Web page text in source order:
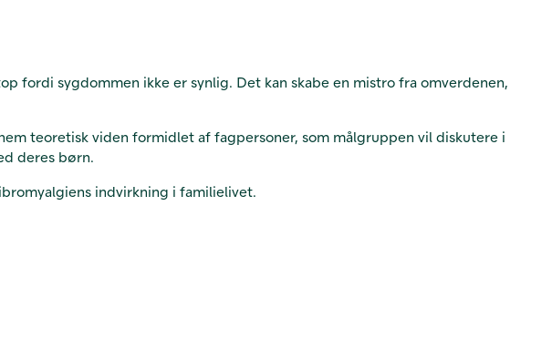
fordi sygdommen ikke er synlig. Det kan skabe en mistro fra omverdenen,
teoretisk viden formidlet af fagpersoner, som målgruppen vil diskutere i
deres børn.
indvirkning i familielivet.